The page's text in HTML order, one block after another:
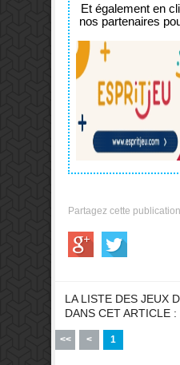
Et également en
nos partenaires
Partagez cette publication
LA LISTE DES JEUX
DANS CET ARTICLE :
<< < 1